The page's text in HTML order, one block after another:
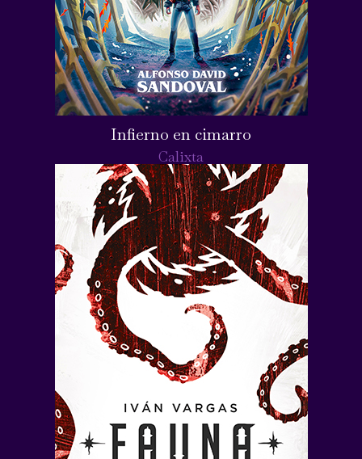
Infierno en cimarro
Calixta